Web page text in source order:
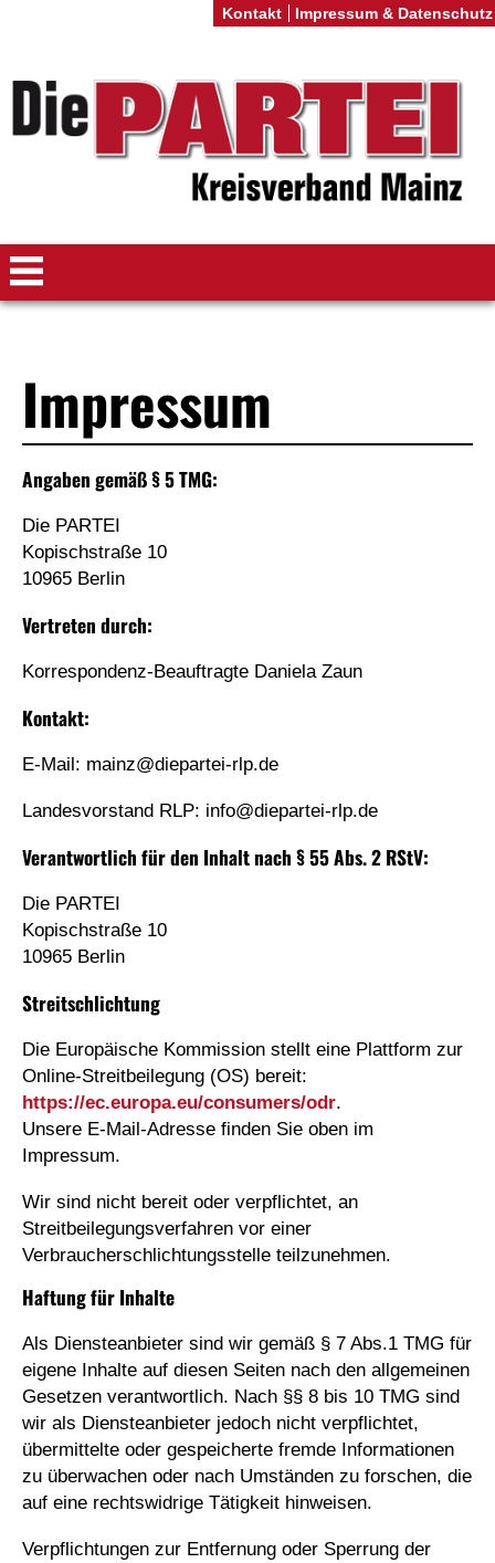
Impressum
Angaben gemäß § 5 TMG:
Die PARTEI
Kopischstraße 10
10965 Berlin
Vertreten durch:
Korrespondenz-Beauftragte Daniela Zaun
Kontakt:
E-Mail: mainz@diepartei-rlp.de
Landesvorstand RLP: info@diepartei-rlp.de
Verantwortlich für den Inhalt nach § 55 Abs. 2 RStV:
Die PARTEI
Kopischstraße 10
10965 Berlin
Streitschlichtung
Die Europäische Kommission stellt eine Plattform zur
Online-Streitbeilegung (OS) bereit:
https://ec.europa.eu/consumers/odr.
Unsere E-Mail-Adresse finden Sie oben im
Impressum.
Wir sind nicht bereit oder verpflichtet, an
Streitbeilegungsverfahren vor einer
Verbraucherschlichtungsstelle teilzunehmen.
Haftung für Inhalte
Als Diensteanbieter sind wir gemäß § 7 Abs.1 TMG für
eigene Inhalte auf diesen Seiten nach den allgemeinen
Gesetzen verantwortlich. Nach §§ 8 bis 10 TMG sind
wir als Diensteanbieter jedoch nicht verpflichtet,
übermittelte oder gespeicherte fremde Informationen
zu überwachen oder nach Umständen zu forschen, die
auf eine rechtswidrige Tätigkeit hinweisen.
Verpflichtungen zur Entfernung oder Sperrung der
Kontakt Impressum & Datenschutz